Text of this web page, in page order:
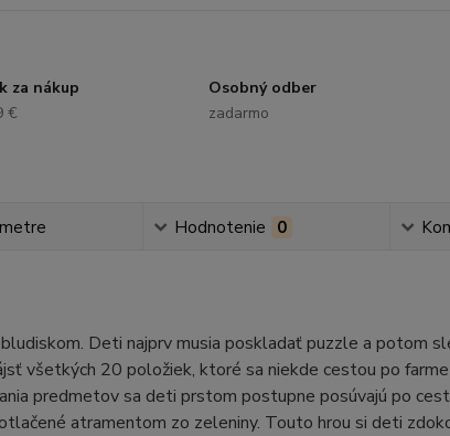
za nákup
€
Osobný odber
zadarmo
Hodnotenie 0
Deti najprv musia poskladať puzzle a potom
všetkých 20 položiek, ktoré sa niekde cestou po
predmetov sa deti prstom postupne posúvajú po
atramentom zo zeleniny. Touto hrou si deti